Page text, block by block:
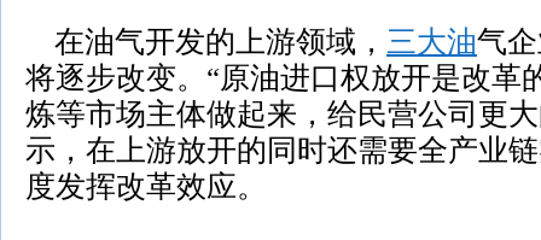
在油气开发的上游领域， 三大油气
将逐步改变。“原油进口权放开是改革
炼等市场主体做起来，给民营公司更
示，在上游放开的同时还需要全产业
度发挥改革效应。